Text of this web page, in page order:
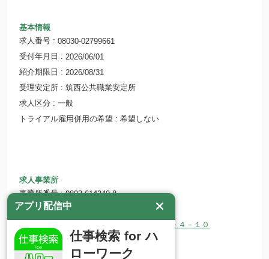
基本情報
求人番号
08030-02799661
受付年月日
2026/06/01
紹介期限日
2026/08/31
受理安定所
筑西公共職業安定所
求人区分
一般
トライアル雇用併用の希望
希望しない
求人事業所
事業所番号
0803-614240-8
事業所名
合同会社 青山
〒307-0008 茨城県結城市下り松４－４－１０
ホームページ
http://aoyama-llc.com
アプリ配信中
仕事検索 for ハ
ローワーク